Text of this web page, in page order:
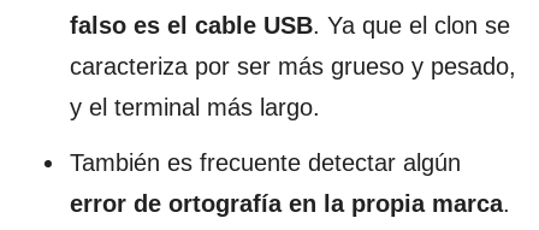
falso es el cable USB. Ya que el clon se
caracteriza por ser más grueso y pesado,
y el terminal más largo.
También es frecuente detectar algún
error de ortografía en la propia marca.